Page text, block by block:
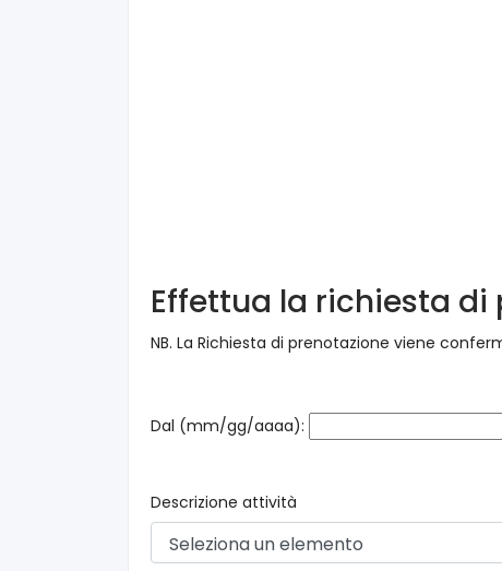
Effettua la richiesta di
NB. La Richiesta di prenotazione viene
Dal (mm/gg/aaaa):
Descrizione attività